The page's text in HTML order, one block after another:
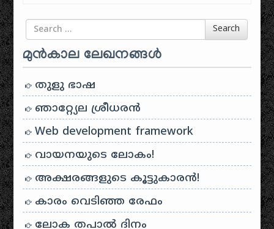
Search for Search
മുൻകാല ലേഖനങ്ങൾ
തുളു ഭാഷ
ഞാറ്റ്യേല ശ്രീധരൻ
Web development framework
വായനയുടെ ലോകം!
അക്ഷരങ്ങളുടെ കൂട്ടുകാരൻ!
കാരം വെടിഞ്ഞ രേഫം
ലോക തപാൽ ദിനം